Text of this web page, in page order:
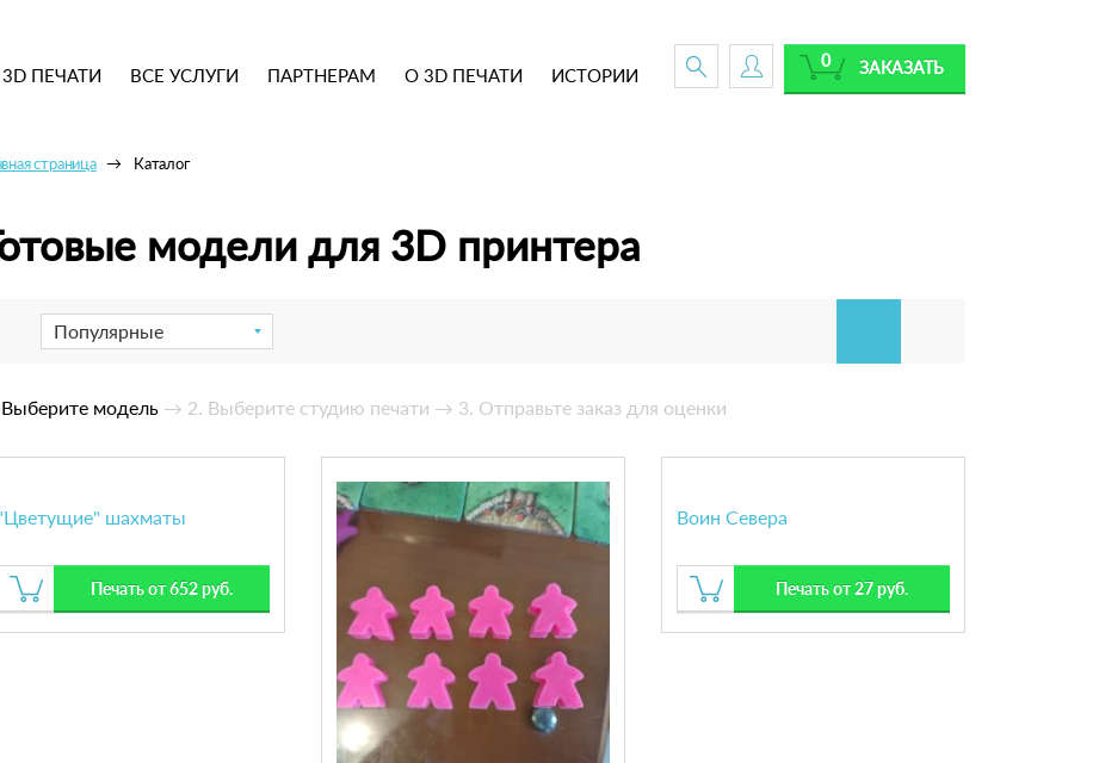
ПЕЧАТИ ВСЕ УСЛУГИ ПАРТНЕРАМ О 3D ПЕЧАТИ ИСТОРИИ ЗАКАЗАТЬ
0
страница Каталог
модели для 3D принтера
Популярные
модель → 2. Выберите студию печати → 3. Отправьте заказ для оценки
шахматы
Печать от 652 руб.
Воин Севера
Печать от 27 руб.